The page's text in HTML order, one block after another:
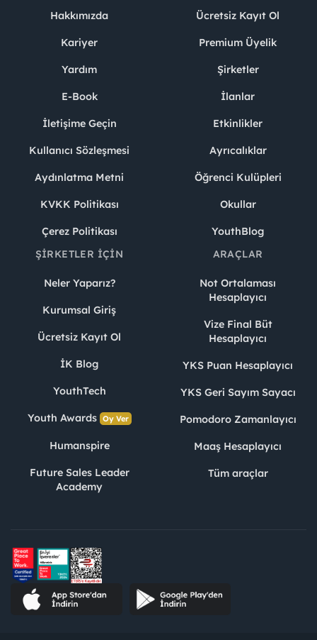
Hakkımızda
Kariyer
Yardım
E-Book
İletişime Geçin
Kullanıcı Sözleşmesi
Aydınlatma Metni
KVKK Politikası
Çerez Politikası
Ücretsiz Kayıt Ol
Premium Üyelik
Şirketler
İlanlar
Etkinlikler
Ayrıcalıklar
Öğrenci Kulüpleri
Okullar
YouthBlog
ŞIRKETLER İÇIN
Neler Yaparız?
Kurumsal Giriş
Ücretsiz Kayıt Ol
İK Blog
YouthTech
Youth Awards Oy Ver
Humanspire
Future Sales Leader
Academy
ARAÇLAR
Not Ortalaması
Hesaplayıcı
Vize Final Büt
Hesaplayıcı
YKS Puan Hesaplayıcı
YKS Geri Sayım Sayacı
Pomodoro Zamanlayıcı
Maaş Hesaplayıcı
Tüm araçlar